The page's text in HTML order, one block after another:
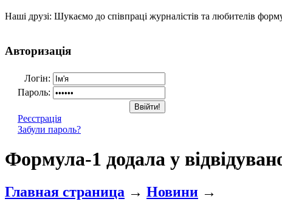
Наші друзі: Шукаємо до співпраці журналістів та любителів
Авторизація
Логін:
Пароль:
Реєстрація
Забули пароль?
Формула-1 додала у
Главная страница → Новини →